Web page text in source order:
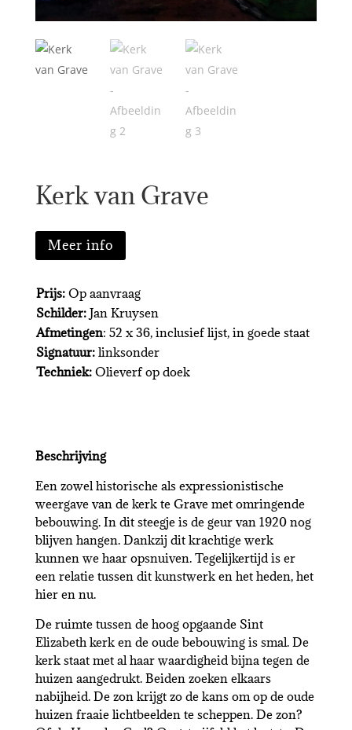
Kerk van Grave
Meer info
Prijs: Op aanvraag
Schilder: Jan Kruysen
Afmetingen: 52 x 36, inclusief lijst, in goede staat
Signatuur:linksonder
Techniek: Olieverf op doek
Beschrijving
Een zowel historische als expressionistische
weergave van de kerk te Grave met omringende
bebouwing. In dit steegje is de geur van 1920 nog
blijven hangen. Dankzij dit krachtige werk
kunnen we haar opsnuiven. Tegelijkertijd is er
een relatie tussen dit kunstwerk en het heden, het
hier en nu.
De ruimte tussen de hoog opgaande Sint
Elizabeth kerk en de oude bebouwing is smal. De
kerk staat met al haar waardigheid bijna tegen de
huizen aangedrukt. Beiden zoeken elkaars
nabijheid. De zon krijgt zo de kans om op de oude
huizen fraaie lichtbeelden te scheppen. De zon?